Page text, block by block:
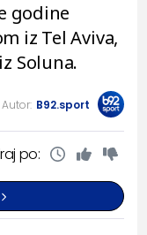
godine
iz Tel Aviva,
Soluna.
Autor: B92.sport
po: